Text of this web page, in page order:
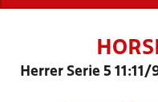
Herrer Serie 5